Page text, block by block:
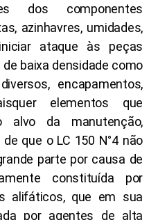
dos componentes
azinhavres, umidades,
ataque às peças
baixa densidade como
encapamentos,
elementos que
alvo da manutenção,
que o LC 150 N°4 não
parte por causa de
constituída por
alifáticos, que em sua
por agentes de alta